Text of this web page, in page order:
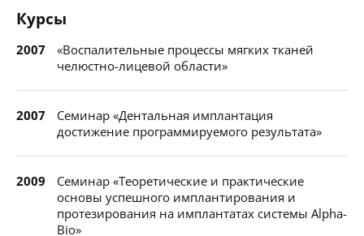
Курсы
2007
«Воспалительные процессы мягких тканей
челюстно-лицевой области»
2007
Семинар «Дентальная имплантация
достижение программируемого результата»
2009
Семинар «Теоретические и практические
основы успешного имплантирования и
протезирования на имплантатах системы Alpha-
Bio»